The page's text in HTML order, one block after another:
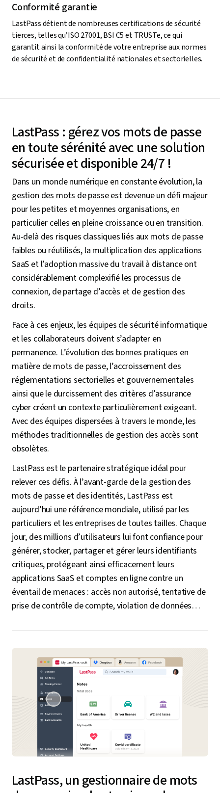
Conformité garantie
LastPass détient de nombreuses certifications de sécurité
tierces, telles qu’ISO 27001, BSI C5 et TRUSTe, ce qui
garantit ainsi la conformité de votre entreprise aux normes
de sécurité et de confidentialité nationales et sectorielles.
LastPass : gérez vos mots de passe
en toute sérénité avec une solution
sécurisée et disponible 24/7 !
Dans un monde numérique en constante évolution, la
gestion des mots de passe est devenue un défi majeur
pour les petites et moyennes organisations, en
particulier celles en pleine croissance ou en transition.
Au-delà des risques classiques liés aux mots de passe
faibles ou réutilisés, la multiplication des applications
SaaS et l’adoption massive du travail à distance ont
considérablement complexifié les processus de
connexion, de partage d’accès et de gestion des
droits.
Face à ces enjeux, les équipes de sécurité informatique
et les collaborateurs doivent s’adapter en
permanence. L’évolution des bonnes pratiques en
matière de mots de passe, l’accroissement des
réglementations sectorielles et gouvernementales
ainsi que le durcissement des critères d’assurance
cyber créent un contexte particulièrement exigeant.
Avec des équipes dispersées à travers le monde, les
méthodes traditionnelles de gestion des accès sont
obsolètes.
LastPass est le partenaire stratégique idéal pour
relever ces défis. À l’avant-garde de la gestion des
mots de passe et des identités, LastPass est
aujourd’hui une référence mondiale, utilisé par les
particuliers et les entreprises de toutes tailles. Chaque
jour, des millions d’utilisateurs lui font confiance pour
générer, stocker, partager et gérer leurs identifiants
critiques, protégeant ainsi efficacement leurs
applications SaaS et comptes en ligne contre un
éventail de menaces : accès non autorisé, tentative de
prise de contrôle de compte, violation de données…
LastPass, un gestionnaire de mots